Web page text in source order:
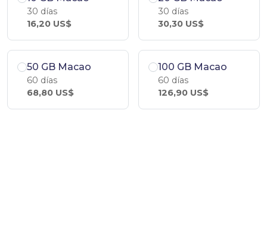
30 días
16,20 US$
30 días
30,30 US$
50 GB Macao
60 días
68,80 US$
100 GB Macao
60 días
126,90 US$